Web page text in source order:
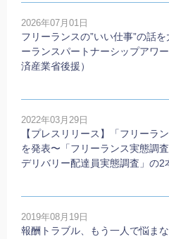
2026年07月01日
フリーランスの”いい仕事”の話
ーランスパートナーシップアワ
済産業省後援）
2022年03月29日
【プレスリリース】「フリーラ
を発表〜「フリーランス実態調
デリバリー配達員実態調査」の2
2019年08月19日
報酬トラブル、もう一人で悩まな